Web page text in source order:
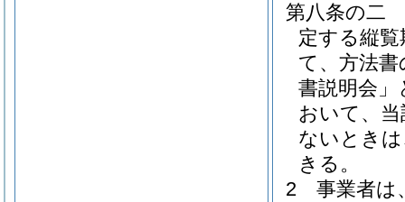
第八条の二
定する縦
て、方法
書説明会」
おいて、
ないとき
きる。
2
事業者は